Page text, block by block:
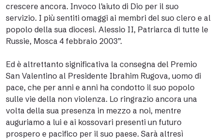
crescere ancora. Invoco l’aiuto di Dio per il suo
servizio. I più sentiti omaggi ai membri del suo clero e al
popolo della sua diocesi. Alessio II, Patriarca di tutte le
Russie, Mosca 4 febbraio 2003”.
Ed è altrettanto significativa la consegna del Premio
San Valentino al Presidente Ibrahim Rugova, uomo di
pace, che per anni e anni ha condotto il suo popolo
sulle vie della non violenza. Lo ringrazio ancora una
volta della sua presenza in mezzo a noi, mentre
auguriamo a lui e ai kossovari presenti un futuro
prospero e pacifico per il suo paese. Sarà altresì